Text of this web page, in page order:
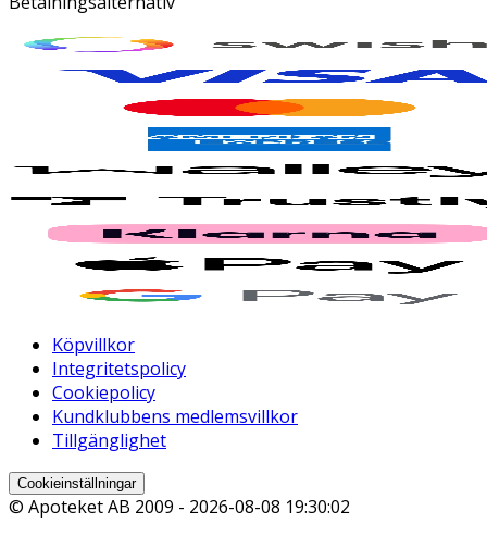
Köpvillkor
Integritetspolicy
Cookiepolicy
Kundklubbens medlemsvillkor
Tillgänglighet
Cookieinställningar
© Apoteket AB 2009 - 2026-08-08 19:30:02